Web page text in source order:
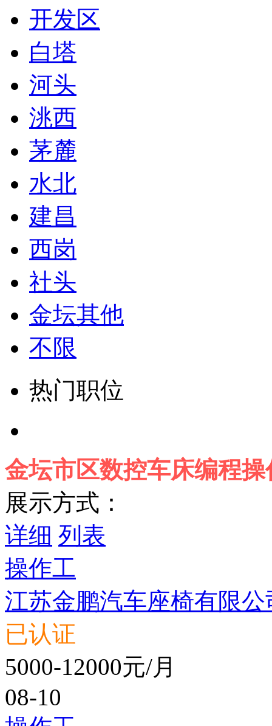
开发区
白塔
河头
洮西
茅麓
水北
建昌
西岗
社头
金坛其他
不限
热门职位
金坛市区数控车床编程
展示方式：
详细 列表
操作工
江苏金鹏汽车座椅有限公
已认证
5000-12000元/月
08-10